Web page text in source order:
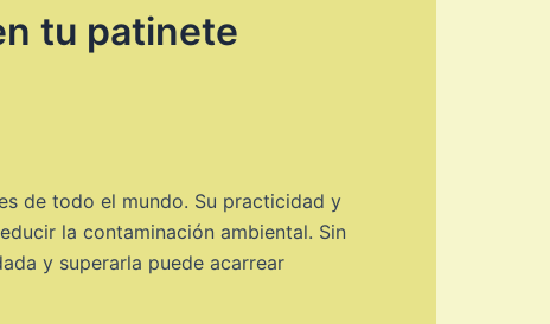
tu patinete
de todo el mundo. Su practicidad y
la contaminación ambiental. Sin
y superarla puede acarrear